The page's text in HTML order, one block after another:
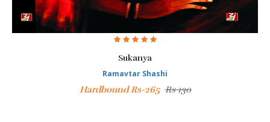
Sukanya
Ramavtar Shashi
Hardbound Rs-265 Rs 130